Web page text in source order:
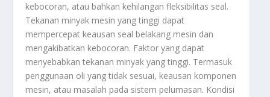
kebocoran, atau bahkan kehilangan fleksibilitas seal.
Tekanan minyak mesin yang tinggi dapat
mempercepat keausan seal belakang mesin dan
mengakibatkan kebocoran. Faktor yang dapat
menyebabkan tekanan minyak yang tinggi. Termasuk
penggunaan oli yang tidak sesuai, keausan komponen
mesin, atau masalah pada sistem pelumasan. Kondisi